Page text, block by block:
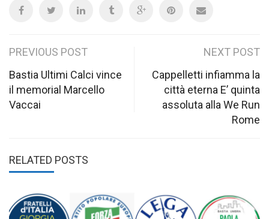
Post
navigation
PREVIOUS POST
Bastia Ultimi Calci vince
il memorial Marcello
Vaccai
NEXT POST
Cappelletti infiamma la
città eterna E’ quinta
assoluta alla We Run
Rome
RELATED POSTS